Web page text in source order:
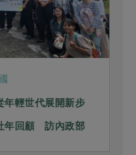
輕世代展開新步
年回顧 訪內政部